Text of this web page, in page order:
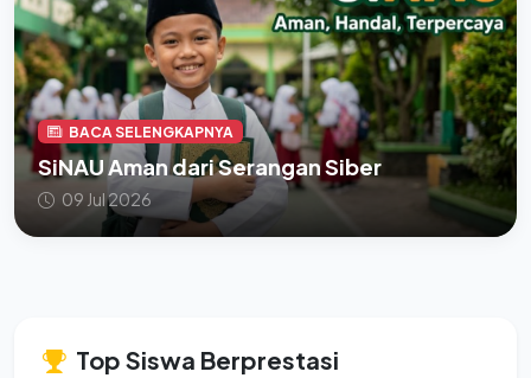
BACA SELENGKAPNYA
SiNAU Aman dari Serangan Siber
09 Jul 2026
Top Siswa Berprestasi